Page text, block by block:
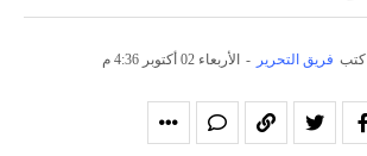
كتب فريق التحرير - الأربعاء 02 أكتوبر 4:36 م